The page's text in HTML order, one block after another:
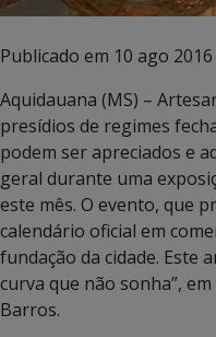
Publicado em 10 ago 2016
Aquidauana (MS) –
presídios de regimes
podem ser apreciados e
geral durante uma
este mês. O evento, que
calendário oficial em
fundação da cidade. Este
curva que não sonha”,
Barros.